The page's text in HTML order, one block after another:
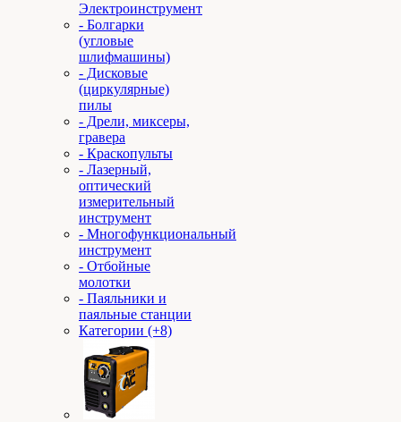
Электроинструмент
- Болгарки
(угловые
шлифмашины)
- Дисковые
(циркулярные)
пилы
- Дрели, миксеры,
гравера
- Краскопульты
- Лазерный,
оптический
измерительный
инструмент
- Многофункциональный
инструмент
- Отбойные
молотки
- Паяльники и
паяльные станции
Категории (+8)